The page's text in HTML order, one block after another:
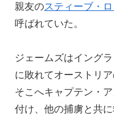
親友のスティーブ・
呼ばれていた。
ジェームズはイング
に敗れてオーストリ
そこへキャプテン・
付け、他の捕虜と共に